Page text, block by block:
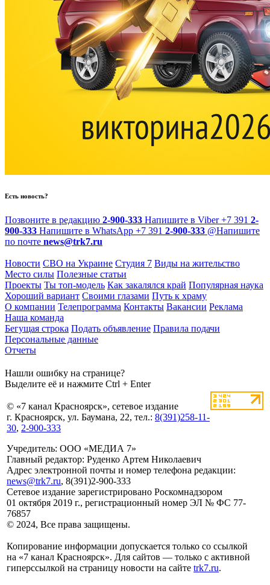
Есть новость?
Позвоните в редакцию 2-900-333 Напишите в Viber +7 391 2-
900-333 Напишите в WhatsApp +7 391 2-900-333 @Напишите
по почте news@trk7.ru
Новости СВО на Украине Студия 7 Виды на жительство
Место силы Полезные статьи
Проекты Ты топ-модель Как закалялся край Популярная наука
Хороший вариант Своими глазами Путь к храму
О компании Телепрограмма Контакты Вакансии Реклама
Наша команда
Бегущая строка Подать объявление Правила подачи
Персональные данные
Отчеты
Нашли ошибку на странице?
Выделите её и нажмите Ctrl + Enter
© «7 канал Красноярск», сетевое издание
г. Красноярск, ул. Баумана, 22, тел.: 8(391)258-11-
30, 2-900-333
Учредитель: ООО «МЕДИА 7»
Главный редактор: Руденко Артем Николаевич
Адрес электронной почты и номер телефона редакции:
news@trk7.ru, 8(391)2-900-333
Сетевое издание зарегистрировано Роскомнадзором
01 октября 2019 г., регистрационный номер ЭЛ № ФС 77-
76857
© 2024, Все права защищены.
Копирование информации допускается только со ссылкой
на «7 канал Красноярск». Для сайтов — только с активной
гиперссылкой на страницу новости на сайте trk7.ru.